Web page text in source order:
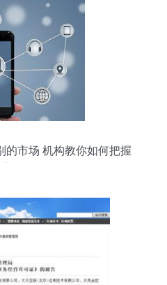
的市场 机构教你如何把握